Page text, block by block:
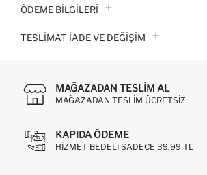
ÖDEME BİLGİLERİ
TESLIMAT İADE VE DEĞIŞIM
MAĞAZADAN TESLIM AL
MAĞAZADAN TESLIM ÜCRETSIZ
KAPIDA ÖDEME
HIZMET BEDELI SADECE 39,99 TL